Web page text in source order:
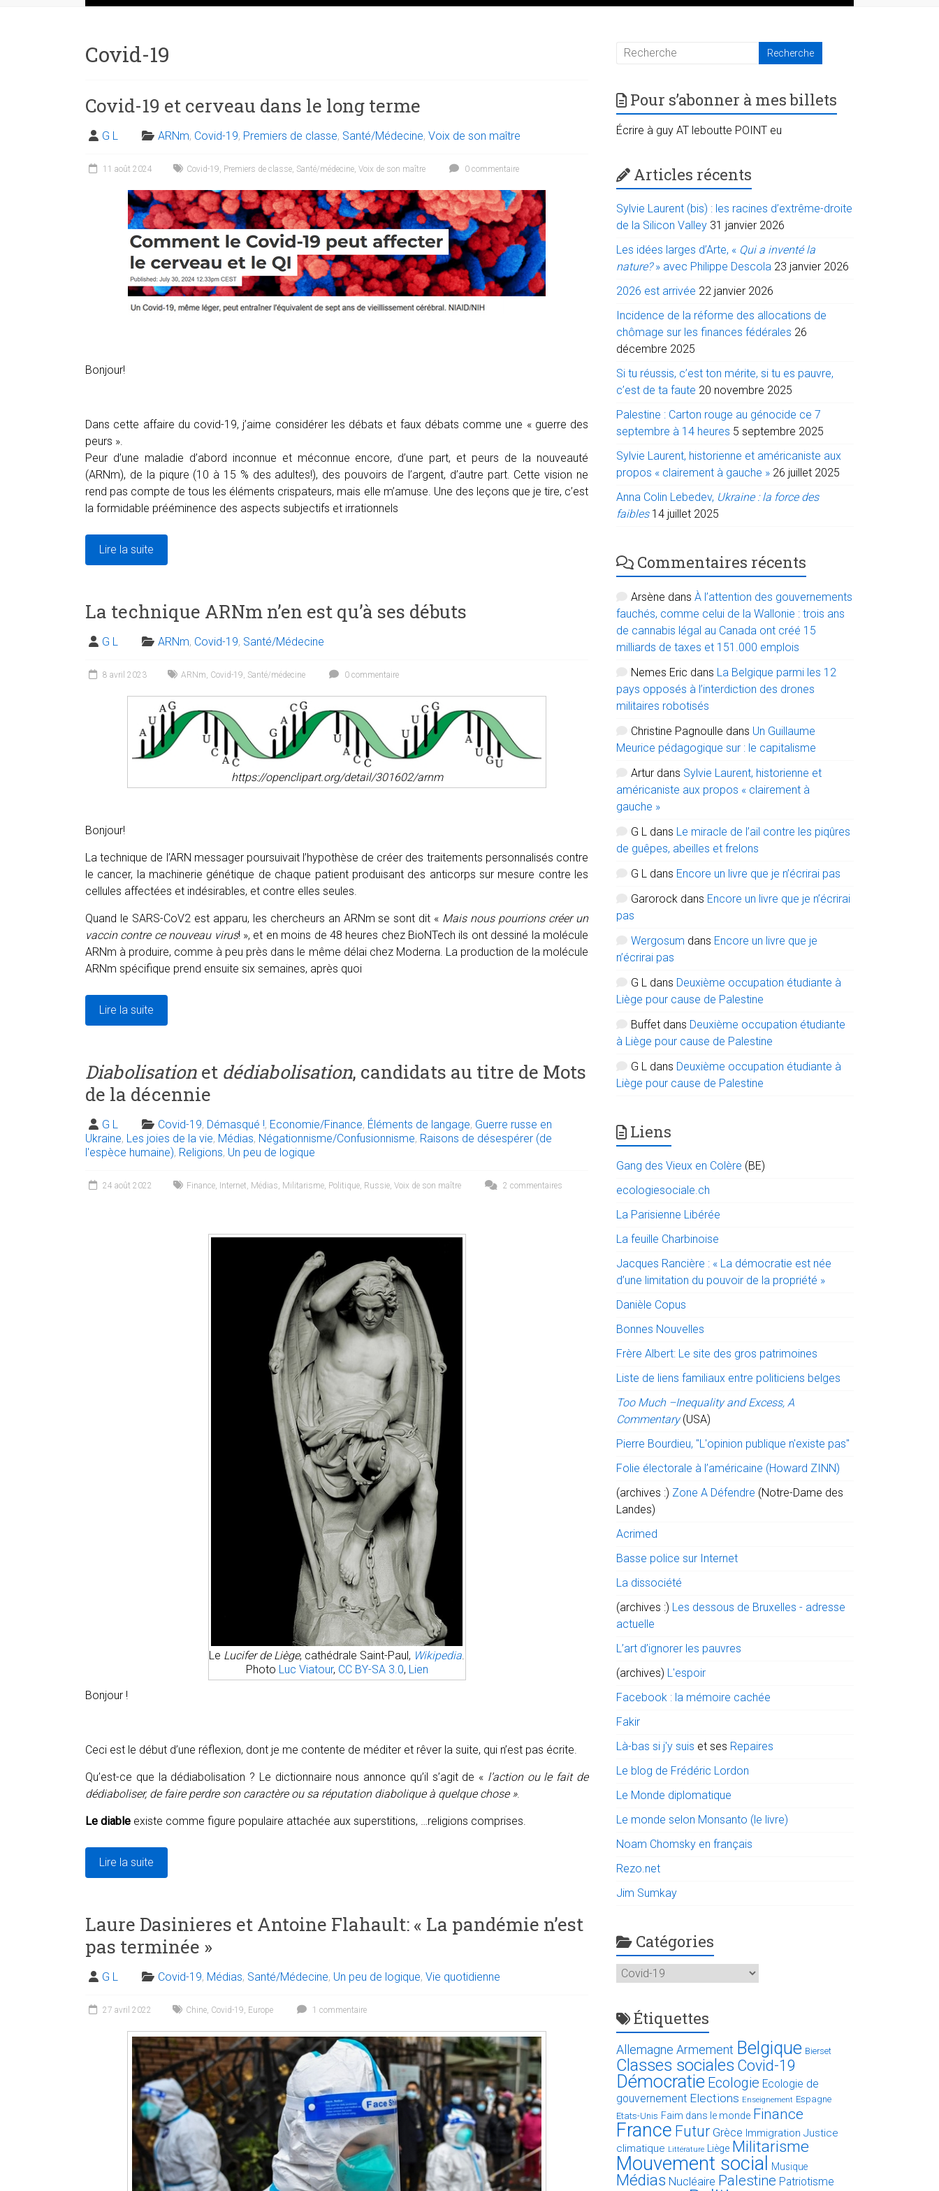
Covid-19
Covid-19 et cerveau dans le long terme
G L ARNm, Covid-19, Premiers de classe, Santé/Médecine, Voix de son maître
11 août 2024 Covid-19 Premiers de classe Santé/médecine Voix de son maître 0 commentaire
Bonjour!
Dans cette affaire du covid-19, j’aime considérer les débats et faux débats comme une « guerre des
peurs ».
Peur d’une maladie d’abord inconnue et méconnue encore, d’une part, et peurs de la nouveauté
(ARNm), de la piqure (10 à 15 % des adultes!), des pouvoirs de l’argent, d’autre part. Cette vision ne
rend pas compte de tous les éléments crispateurs, mais elle m’amuse. Une des leçons que je tire, c’est
la formidable prééminence des aspects subjectifs et irrationnels
Lire la suite
La technique ARNm n’en est qu’à ses débuts
G L ARNm, Covid-19, Santé/Médecine
8 avril 2023 ARNm Covid-19 Santé/médecine 0 commentaire
https://openclipart.org/detail/301602/arnm
Bonjour!
La technique de l’ARN messager poursuivait l’hypothèse de créer des traitements personnalisés contre
le cancer, la machinerie génétique de chaque patient produisant des anticorps sur mesure contre les
cellules affectées et indésirables, et contre elles seules.
Quand le SARS-CoV2 est apparu, les chercheurs an ARNm se sont dit « Mais nous pourrions créer un
vaccin contre ce nouveau virus! », et en moins de 48 heures chez BioNTech ils ont dessiné la molécule
ARNm à produire, comme à peu près dans le même délai chez Moderna. La production de la molécule
ARNm spécifique prend ensuite six semaines, après quoi
Lire la suite
Diabolisation et dédiabolisation, candidats au titre de Mots
de la décennie
G L Covid-19, Démasqué !, Economie/Finance, Éléments de langage, Guerre russe en
Ukraine, Les joies de la vie, Médias, Négationnisme/Confusionnisme, Raisons de désespérer (de
l'espèce humaine), Religions, Un peu de logique
24 août 2022 Finance Internet Médias Militarisme Politique Russie Voix de son maître 2 commentaires
Le Lucifer de Liège, cathédrale Saint-Paul, Wikipedia.
Photo Luc Viatour, CC BY-SA 3.0, Lien
Bonjour !
Ceci est le début d’une réflexion, dont je me contente de méditer et rêver la suite, qui n’est pas écrite.
Qu’est-ce que la dédiabolisation ? Le dictionnaire nous annonce qu’il s’agit de « l’action ou le fait de
dédiaboliser, de faire perdre son caractère ou sa réputation diabolique à quelque chose ».
Le diable existe comme figure populaire attachée aux superstitions, …religions comprises.
Lire la suite
Laure Dasinieres et Antoine Flahault: « La pandémie n’est
pas terminée »
G L Covid-19, Médias, Santé/Médecine, Un peu de logique, Vie quotidienne
27 avril 2022 Chine, Covid-19, Europe 1 commentaire
Pour s’abonner à mes billets
Écrire à guy AT leboutte POINT eu
Articles récents
Sylvie Laurent (bis) : les racines d’extrême-droite
de la Silicon Valley 31 janvier 2026
Les idées larges d’Arte, « Qui a inventé la
nature?» avec Philippe Descola 23 janvier 2026
2026 est arrivée 22 janvier 2026
Incidence de la réforme des allocations de
chômage sur les finances fédérales 26
décembre 2025
Si tu réussis, c’est ton mérite, si tu es pauvre,
c’est de ta faute 20 novembre 2025
Palestine : Carton rouge au génocide ce 7
septembre à 14 heures 5 septembre 2025
Sylvie Laurent, historienne et américaniste aux
propos « clairement à gauche » 26 juillet 2025
Anna Colin Lebedev, Ukraine : la force des
faibles 14 juillet 2025
Commentaires récents
Arsène dansÀ l’attention des gouvernements
fauchés, comme celui de la Wallonie : trois ans
de cannabis légal au Canada ont créé 15
milliards de taxes et 151.000 emplois
Nemes Eric dans La Belgique parmi les 12
pays opposés à l’interdiction des drones
militaires robotisés
Christine Pagnoulle dans Un Guillaume
Meurice pédagogique sur : le capitalisme
Artur dans Sylvie Laurent, historienne et
américaniste aux propos « clairement à
gauche »
G L dans Le miracle de l’ail contre les piqûres
de guêpes, abeilles et frelons
G L dans Encore un livre que je n’écrirai pas
Garorock dans Encore un livre que je n’écrirai
pas
Wergosum dans Encore un livre que je
n’écrirai pas
G L dans Deuxième occupation étudiante à
Liège pour cause de Palestine
Buffet dans Deuxième occupation étudiante
à Liège pour cause de Palestine
G L dans Deuxième occupation étudiante à
Liège pour cause de Palestine
Liens
Gang des Vieux en Colère (BE)
ecologiesociale.ch
La Parisienne Libérée
La feuille Charbinoise
Jacques Rancière : « La démocratie est née
d’une limitation du pouvoir de la propriété »
Danièle Copus
Bonnes Nouvelles
Frère Albert: Le site des gros patrimoines
Liste de liens familiaux entre politiciens belges
Too Much –Inequality and Excess, A
Commentary (USA)
Pierre Bourdieu, "L'opinion publique n'existe pas"
Folie électorale à l’américaine (Howard ZINN)
(archives :) Zone A Défendre (Notre-Dame des
Landes)
Acrimed
Basse police sur Internet
La dissociété
(archives :) Les dessous de Bruxelles - adresse
actuelle
L’art d’ignorer les pauvres
(archives) L'espoir
Facebook : la mémoire cachée
Fakir
Là-bas si j'y suis et ses Repaires
Le blog de Frédéric Lordon
Le Monde diplomatique
Le monde selon Monsanto (le livre)
Noam Chomsky en français
Rezo.net
Jim Sumkay
Catégories
Catégories
Étiquettes
Allemagne Armement Belgique Bierset
Classes sociales Covid-19
Démocratie Ecologie Ecologie de
gouvernement Elections Enseignement Espagne
Etats-Unis Faim dans le monde Finance
France Futur Grèce Immigration Justice
climatique Littérature Liège Militarisme
Mouvement social Musique
Médias Nucléaire Palestine Patriotisme